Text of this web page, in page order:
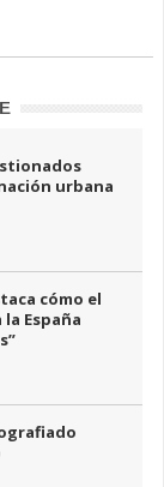
urbana
cómo el
España